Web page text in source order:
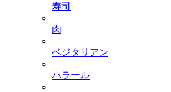
寿司
肉
ベジタリアン
ハラール